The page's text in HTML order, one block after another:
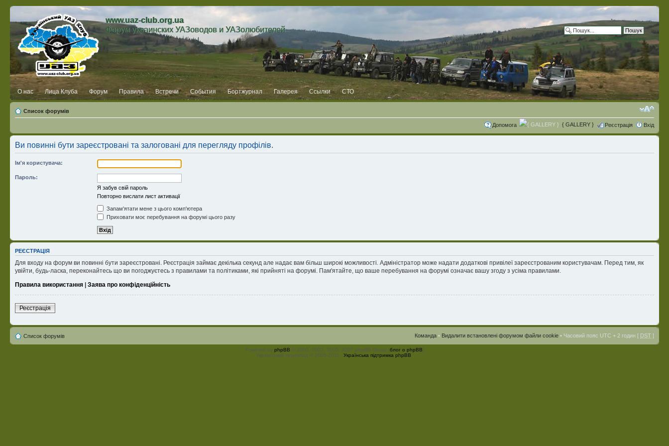
www.uaz-club.org.ua
Форум украинских УАЗоводов и УАЗолюбителей
Розширений пошук
О нас Лица Клуба Форум Правила Встречи События Бортжурнал Галерея Ссылки СТО
Список форумів
Допомога { GALLERY } Реєстрація Вхід
Ви повинні бути зареєстровані та залоговані для перегляду профілів.
Ім'я користувача:
Пароль:
Я забув свій пароль
Повторно вислати лист активації
Запам'ятати мене з цього комп'ютера
Приховати моє перебування на форумі цього разу
РЕЄСТРАЦІЯ
Для входу на форум ви повинні бути зареєстровані. Реєстрація займає декілька секунд але надає вам більш широкі можливості. Адміністратор може надати додаткові привілеї зареєстрованим користувачам. Перед тим, як
увійти, будь-ласка, переконайтесь що ви погоджуєтесь з правилами та політиками, які прийняті на форумі. Пам'ятайте, що ваше перебування на форумі означає вашу згоду з усіма правилами.
Правила використання | Заява про конфіденційність
Реєстрація
Список форумів Команда • Видалити встановлені форумом файли cookie • Часовий пояс UTC + 2 годин [ DST ]
Powered by phpBB © 2000, 2002, 2005, 2007 phpBB Group (блог о phpBB)
Український переклад © 2005-2011
Українська підтримка phpBB